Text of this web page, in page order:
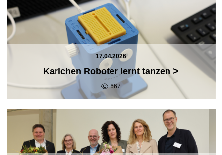
17.04.2026
Karlchen Roboter lernt tanzen >
667